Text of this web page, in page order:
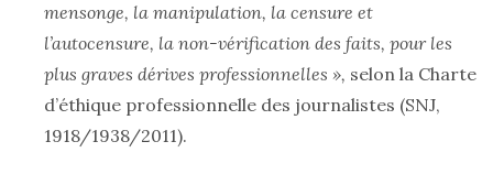
mensonge, la manipulation, la censure et
l’autocensure, la non-vérification des faits, pour les
plus graves dérives professionnelles », selon la Charte
d’éthique professionnelle des journalistes (SNJ,
1918/1938/2011).